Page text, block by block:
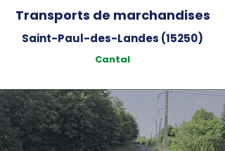
Transports de marchandises
Saint-Paul-des-Landes (15250)
Cantal